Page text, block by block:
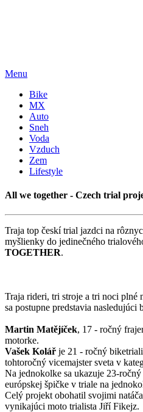
Menu
Bike
MX
Auto
Sneh
Voda
Vzduch
Zem
Lifestyle
All we together - Czech trial
Traja top českí trial jazdci na
myšlienky do jedinečného
TOGETHER.
Traja rideri, tri stroje a tri noci plné
sa postupne predstavia nasledujúci
Martin Matějíček, 17 - ročný
motorke.
Vašek Kolář je 21 - ročný
tohtoročný vicemajster sveta v
Na jednokolke sa ukazuje 23-ročný
európskej špičke v triale na
Celý projekt obohatil svojimi
vynikajúci moto trialista Jiří Fikejz.